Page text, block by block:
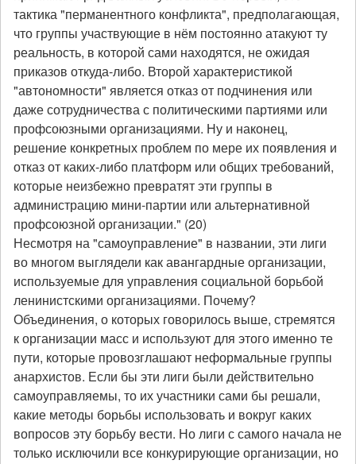
тактика "перманентного конфликта", предполагающая,
что группы участвующие в нём постоянно атакуют ту
реальность, в которой сами находятся, не ожидая
приказов откуда-либо. Второй характеристикой
"автономности" является отказ от подчинения или
даже сотрудничества с политическими партиями или
профсоюзными организациями. Ну и наконец,
решение конкретных проблем по мере их появления и
отказ от каких-либо платформ или общих требований,
которые неизбежно превратят эти группы в
администрацию мини-партии или альтернативной
профсоюзной организации." (20)
Несмотря на "самоуправление" в названии, эти лиги
во многом выглядели как авангардные организации,
используемые для управления социальной борьбой
ленинистскими организациями. Почему?
Объединения, о которых говорилось выше, стремятся
к организации масс и используют для этого именно те
пути, которые провозглашают неформальные группы
анархистов. Если бы эти лиги были действительно
самоуправляемы, то их участники сами бы решали,
какие методы борьбы использовать и вокруг каких
вопросов эту борьбу вести. Но лиги с самого начала не
только исключили все конкурирующие организации, но